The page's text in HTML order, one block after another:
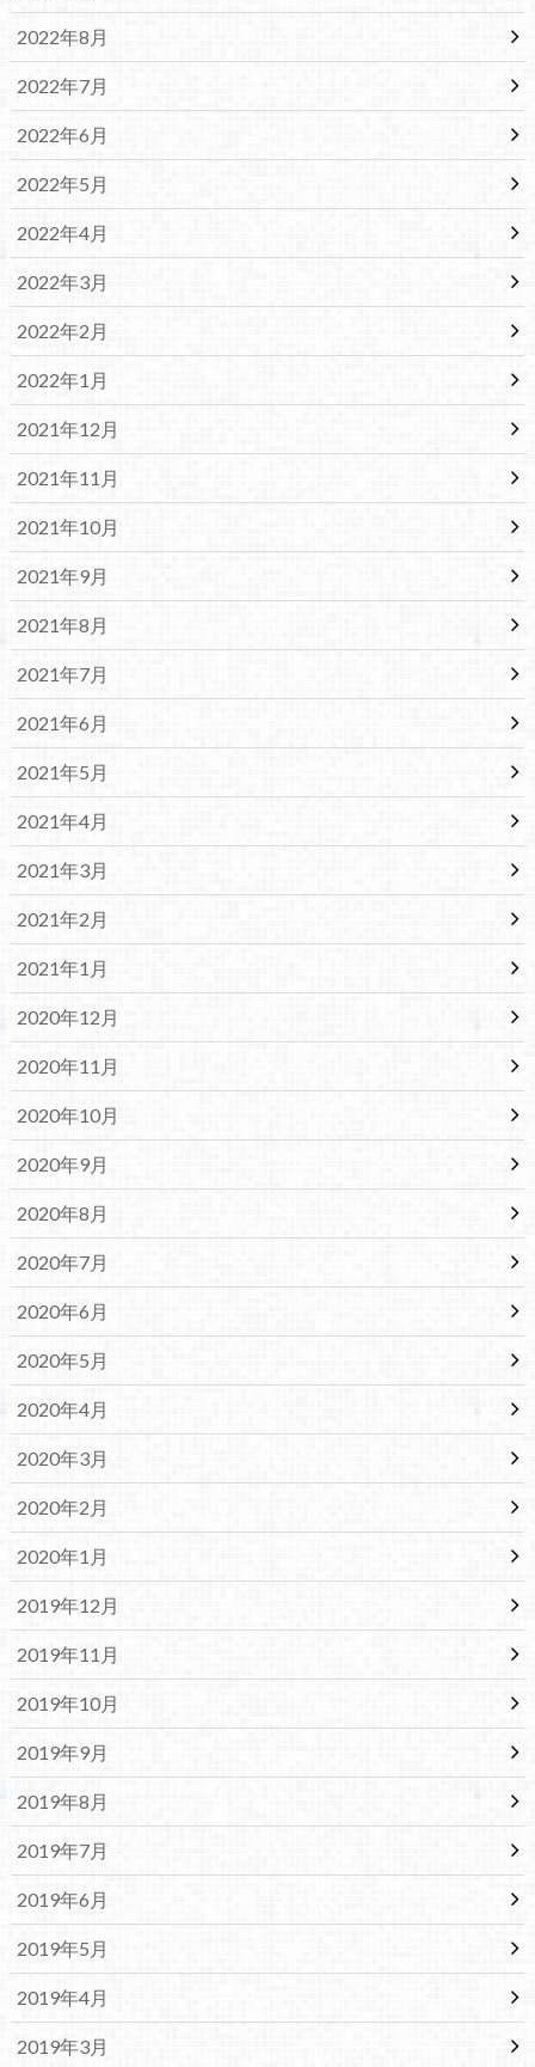
2022年8月
2022年7月
2022年6月
2022年5月
2022年4月
2022年3月
2022年2月
2022年1月
2021年12月
2021年11月
2021年10月
2021年9月
2021年8月
2021年7月
2021年6月
2021年5月
2021年4月
2021年3月
2021年2月
2021年1月
2020年12月
2020年11月
2020年10月
2020年9月
2020年8月
2020年7月
2020年6月
2020年5月
2020年4月
2020年3月
2020年2月
2020年1月
2019年12月
2019年11月
2019年10月
2019年9月
2019年8月
2019年7月
2019年6月
2019年5月
2019年4月
2019年3月